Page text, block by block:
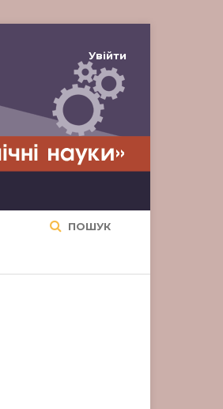
ПОШУК
Увійти